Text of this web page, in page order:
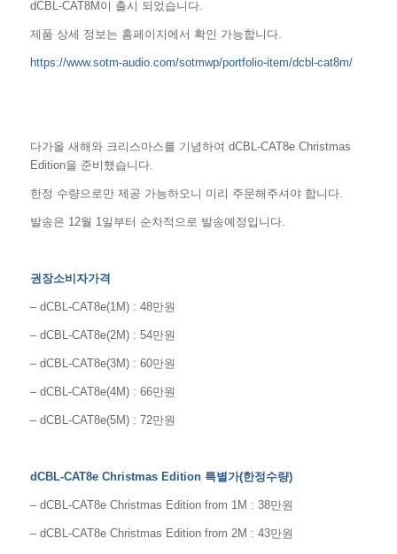
dCBL-CAT8M이 출시 되었습니다.
제품 상세 정보는 홈페이지에서 확인 가능합니다.
https://www.sotm-audio.com/sotmwp/portfolio-item/dcbl-cat8m/
다가올 새해와 크리스마스를 기념하여 dCBL-CAT8e Christmas
Edition을 준비했습니다.
한정 수량으로만 제공 가능하오니 미리 주문해주셔야 합니다.
발송은 12월 1일부터 순차적으로 발송예정입니다.
권장소비자가격
– dCBL-CAT8e(1M) : 48만원
– dCBL-CAT8e(2M) : 54만원
– dCBL-CAT8e(3M) : 60만원
– dCBL-CAT8e(4M) : 66만원
– dCBL-CAT8e(5M) : 72만원
dCBL-CAT8e Christmas Edition 특별가(한정수량)
– dCBL-CAT8e Christmas Edition from 1M : 38만원
– dCBL-CAT8e Christmas Edition from 2M : 43만원